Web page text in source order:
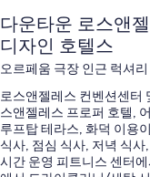
다운타운 로스앤
디자인 호텔스
오르페움 극장 인근 럭셔리
로스앤젤레스 컨벤션센터
스앤젤레스 프로퍼 호텔,
루프탑 테라스, 화덕 이용
식사, 점심 식사, 저녁 식
시간 운영 피트니스 센터